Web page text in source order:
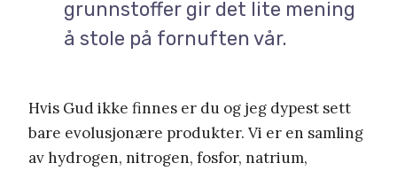
grunnstoffer gir det lite mening
å stole på fornuften vår.
Hvis Gud ikke finnes er du og jeg dypest sett
bare evolusjonære produkter. Vi er en samling
av hydrogen, nitrogen, fosfor, natrium,